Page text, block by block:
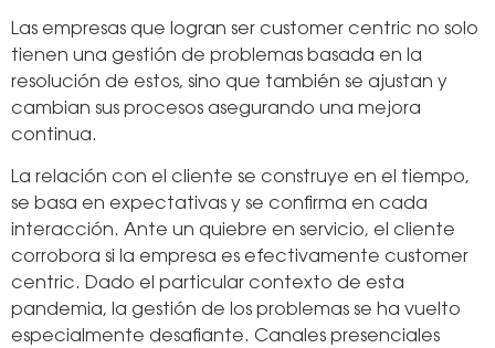
Las empresas que logran ser customer centric no solo
tienen una gestión de problemas basada en la
resolución de estos, sino que también se ajustan y
cambian sus procesos asegurando una mejora
continua.
La relación con el cliente se construye en el tiempo,
se basa en expectativas y se confirma en cada
interacción. Ante un quiebre en servicio, el cliente
corrobora si la empresa es efectivamente customer
centric. Dado el particular contexto de esta
pandemia, la gestión de los problemas se ha vuelto
especialmente desafiante. Canales presenciales